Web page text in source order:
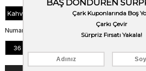
Kahve Süet
Numara
36